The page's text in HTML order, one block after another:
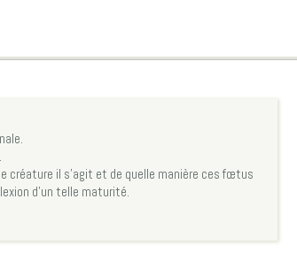
créature il s’agit et de quelle manière ces fœtus
d’un telle maturité.